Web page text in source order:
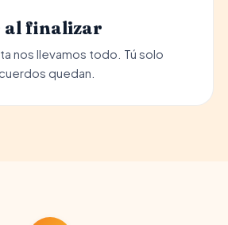
al finalizar
nos llevamos todo. Tú solo
quedan.